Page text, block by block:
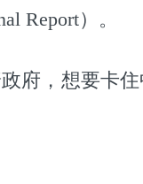
Report）。
府，想要卡